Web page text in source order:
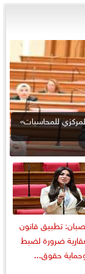
للمحاسبات»
تطبيق قانون
ضرورة لضبط
حقوق...